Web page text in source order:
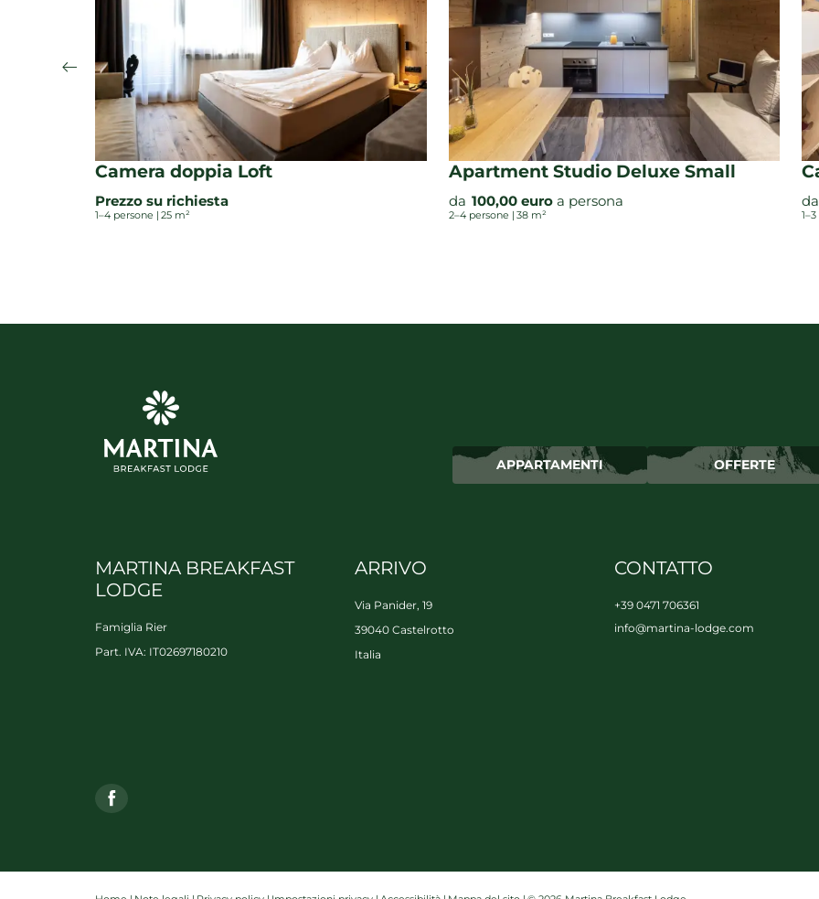
Camera doppia Loft
Prezzo su richiesta
1–4 persone | 25 m²
Apartment Studio Deluxe Small
da 100,00 euro a persona
2–4 persone | 38 m²
da
APPARTAMENTI OFFERTE
MARTINA BREAKFAST
LODGE
Famiglia Rier
Part. IVA: IT02697180210
ARRIVO
Via Panider, 19
39040 Castelrotto
Italia
CONTATTO
+39 0471 706361
info@martina-lodge.com